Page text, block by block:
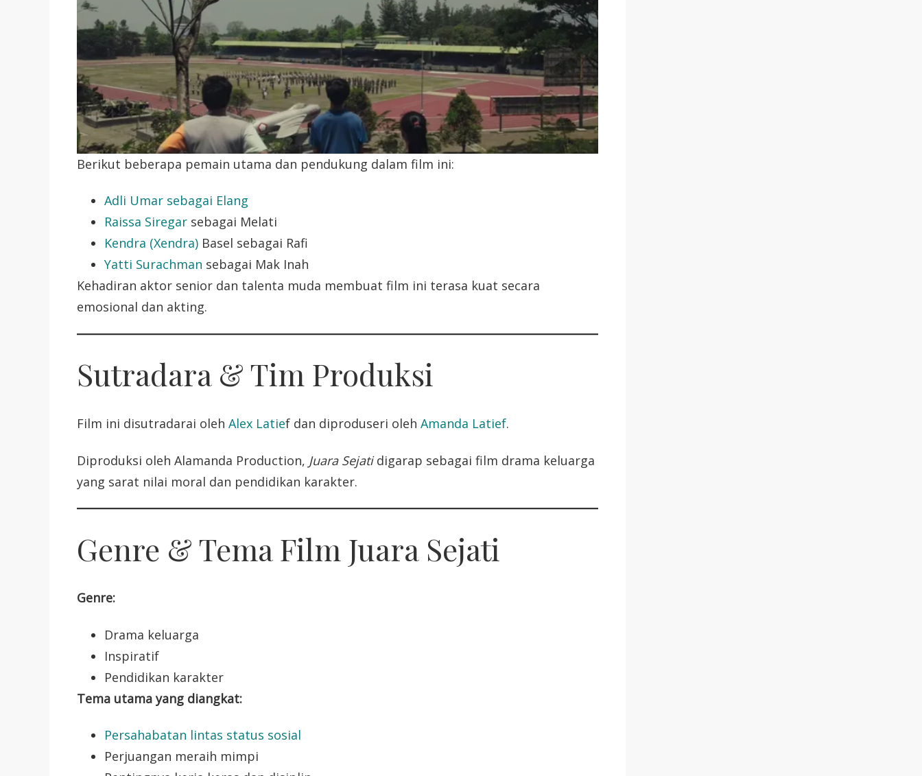
Berikut beberapa pemain utama dan pendukung dalam film ini:
Adli Umar sebagai Elang
Raissa Siregar sebagai Melati
Kendra (Xendra) Basel sebagai Rafi
Yatti Surachman sebagai Mak Inah
Kehadiran aktor senior dan talenta muda membuat film ini terasa kuat secara
emosional dan akting.
Sutradara & Tim Produksi
Film ini disutradarai oleh Alex Latief dan diproduseri oleh Amanda Latief.
Diproduksi oleh Alamanda Production, Juara Sejatidigarap sebagai film drama keluarga
yang sarat nilai moral dan pendidikan karakter.
Genre & Tema Film Juara Sejati
Genre:
Drama keluarga
Inspiratif
Pendidikan karakter
Tema utama yang diangkat:
Persahabatan lintas status sosial
Perjuangan meraih mimpi